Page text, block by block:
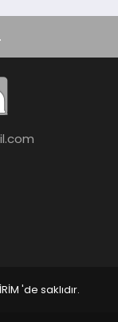
'de saklıdır.